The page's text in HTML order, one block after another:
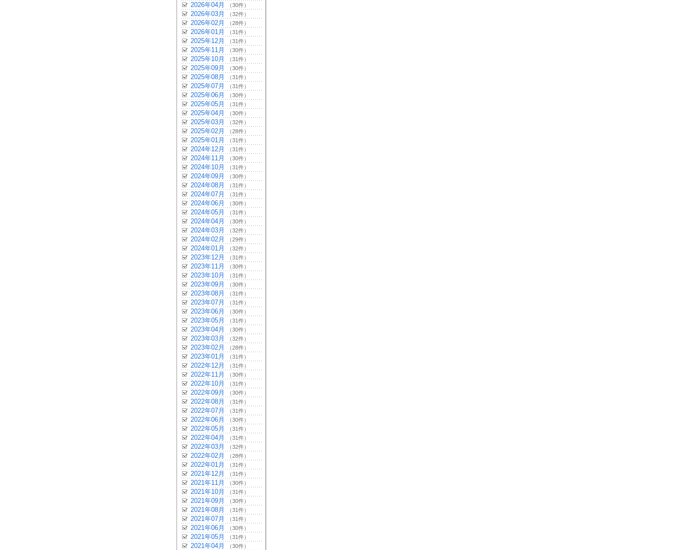
2026年04月 （30件）
2026年03月 （32件）
2026年02月 （28件）
2026年01月 （31件）
2025年12月 （31件）
2025年11月 （30件）
2025年10月 （31件）
2025年09月 （30件）
2025年08月 （31件）
2025年07月 （31件）
2025年06月 （30件）
2025年05月 （31件）
2025年04月 （30件）
2025年03月 （32件）
2025年02月 （28件）
2025年01月 （31件）
2024年12月 （31件）
2024年11月 （30件）
2024年10月 （31件）
2024年09月 （30件）
2024年08月 （31件）
2024年07月 （31件）
2024年06月 （30件）
2024年05月 （31件）
2024年04月 （30件）
2024年03月 （32件）
2024年02月 （29件）
2024年01月 （32件）
2023年12月 （31件）
2023年11月 （30件）
2023年10月 （31件）
2023年09月 （30件）
2023年08月 （31件）
2023年07月 （31件）
2023年06月 （30件）
2023年05月 （31件）
2023年04月 （30件）
2023年03月 （32件）
2023年02月 （28件）
2023年01月 （31件）
2022年12月 （31件）
2022年11月 （30件）
2022年10月 （31件）
2022年09月 （30件）
2022年08月 （31件）
2022年07月 （31件）
2022年06月 （30件）
2022年05月 （31件）
2022年04月 （31件）
2022年03月 （32件）
2022年02月 （28件）
2022年01月 （31件）
2021年12月 （31件）
2021年11月 （30件）
2021年10月 （31件）
2021年09月 （30件）
2021年08月 （31件）
2021年07月 （31件）
2021年06月 （30件）
2021年05月 （31件）
2021年04月 （30件）